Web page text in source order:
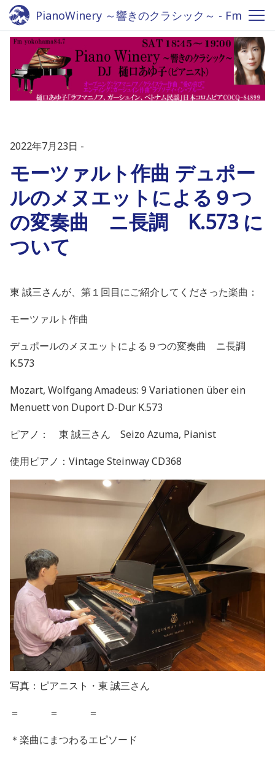
PianoWinery ～響きのクラシック～ - Fm
yokohama 84.7
2022年7月23日
モーツァルト作曲 デュポー
ルのメヌエットによる９つ
の変奏曲 ニ長調 K.573 に
ついて
東 誠三さんが、第１回目にご紹介してくださった楽曲：
モーツァルト作曲
デュポールのメヌエットによる９つの変奏曲 ニ長調
K.573
Mozart, Wolfgang Amadeus: 9 Variationen über ein
Menuett von Duport D-Dur K.573
ピアノ： 東 誠三さん Seizo Azuma, Pianist
使用ピアノ： Vintage Steinway CD368
写真：ピアニスト・東 誠三さん
＝ ＝ ＝
＊楽曲にまつわるエピソード